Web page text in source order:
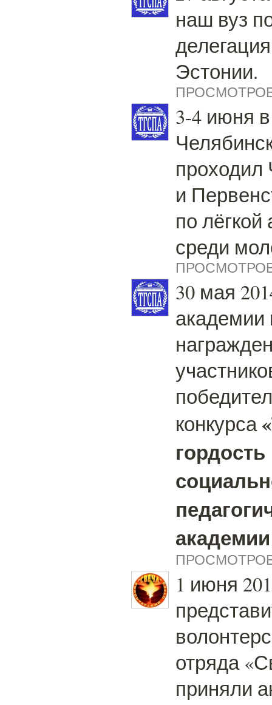
наш вуз
Эстонии.
3-4 июня в
проходил
и
по лёгкой
среди
30 мая
конкурса
гордость
академии
1 июня
отряда
приняли